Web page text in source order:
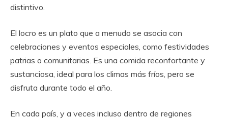
distintivo.
El locro es un plato que a menudo se asocia con
celebraciones y eventos especiales, como festividades
patrias o comunitarias. Es una comida reconfortante y
sustanciosa, ideal para los climas más fríos, pero se
disfruta durante todo el año.
En cada país, y a veces incluso dentro de regiones